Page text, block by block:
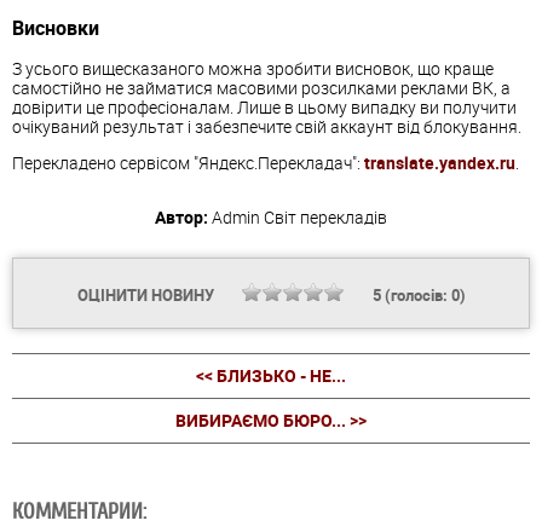
Висновки
З усього вищесказаного можна зробити висновок, що краще
самостійно не займатися масовими розсилками реклами ВК, а
довірити це професіоналам. Лише в цьому випадку ви получити
очікуваний результат і забезпечите свій аккаунт від блокування.
Перекладено сервісом "Яндекс.Перекладач": translate.yandex.ru
Автор: Admin Світ перекладів
ОЦІНИТИ НОВИНУ 5(голосів: 0)
<< БЛИЗЬКО - НЕ...
ВИБИРАЄМО БЮРО... >>
КОММЕНТАРИИ: